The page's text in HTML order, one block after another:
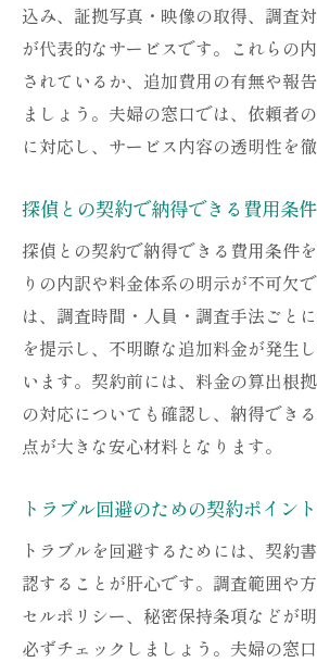
込み、証拠写真・映像の取得、調査
が代表的なサービスです。これらの
されているか、追加費用の有無や報
ましょう。夫婦の窓口では、依頼者
に対応し、サービス内容の透明性を
探偵との契約で納得できる費用条
探偵との契約で納得できる費用条件
りの内訳や料金体系の明示が不可欠
は、調査時間・人員・調査手法ごと
を提示し、不明瞭な追加料金が発生
います。契約前には、料金の算出根
の対応についても確認し、納得でき
点が大きな安心材料となります。
トラブル回避のための契約ポイン
トラブルを回避するためには、契約
認することが肝心です。調査範囲や
セルポリシー、秘密保持条項などが
必ずチェックしましょう。夫婦の窓